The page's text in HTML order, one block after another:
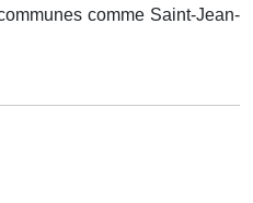
comme Saint-Jean-